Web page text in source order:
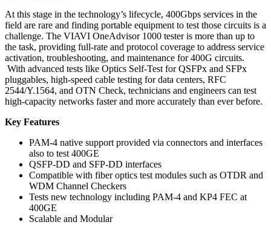
At this stage in the technology’s lifecycle, 400Gbps services in the
field are rare and finding portable equipment to test those circuits is a
challenge. The VIAVI OneAdvisor 1000 tester is more than up to
the task, providing full-rate and protocol coverage to address service
activation, troubleshooting, and maintenance for 400G circuits.
With advanced tests like Optics Self-Test for QSFPx and SFPx
pluggables, high-speed cable testing for data centers, RFC
2544/Y.1564, and OTN Check, technicians and engineers can test
high-capacity networks faster and more accurately than ever before.
Key Features
PAM-4 native support provided via connectors and interfaces
also to test 400GE
QSFP-DD and SFP-DD interfaces
Compatible with fiber optics test modules such as OTDR and
WDM Channel Checkers
Tests new technology including PAM-4 and KP4 FEC at
400GE
Scalable and Modular